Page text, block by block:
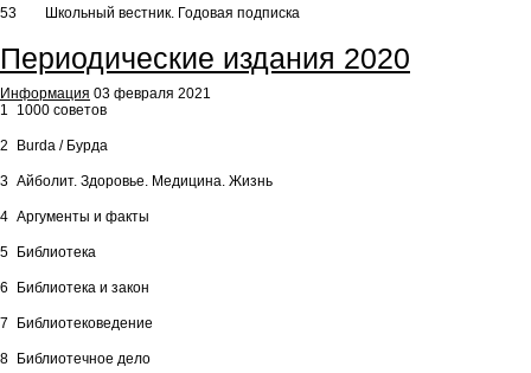
53 Школьный вестник. Годовая подписка
Периодические издания 2020
Информация 03 февраля 2021
1
1000 советов
2 Burda / Бурда
3 Айболит. Здоровье. Медицина. Жизнь
4 Аргументы и факты
5 Библиотека
6 Библиотека и закон
7 Библиотековедение
8 Библиотечное дело